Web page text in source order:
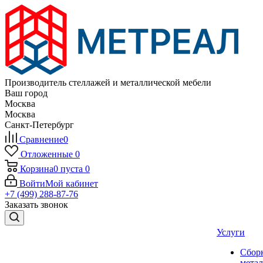
Производитель стеллажей и металлической мебели
Ваш город
Москва
Москва
Санкт-Петербург
Сравнение0
Отложенные 0
Корзина0 пуста 0
ВойтиМой кабинет
+7 (499) 288-87-76
Заказать звонок
Услуги